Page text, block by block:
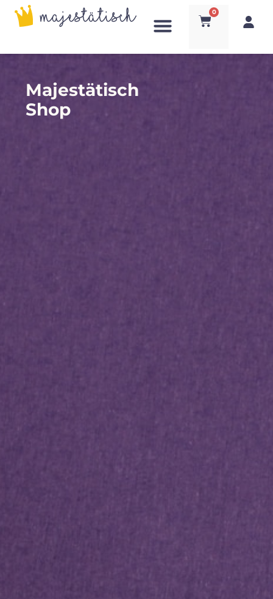
0
Majestätisch
Shop